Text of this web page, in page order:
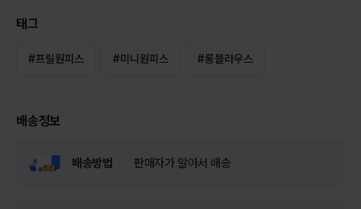
태그
#프릴원피스 #미니원피스 #롱블라우스
배송정보
배송방법 판매자가 알아서 배송